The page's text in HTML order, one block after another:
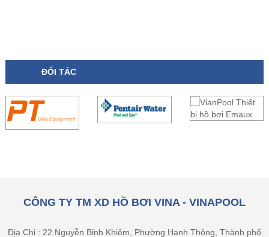
ĐỐI TÁC
CÔNG TY TM XD HỒ BƠI VINA - VINAPOOL
Địa Chỉ : 22 Nguyễn Bỉnh Khiêm, Phường Hạnh Thông, Thành phố